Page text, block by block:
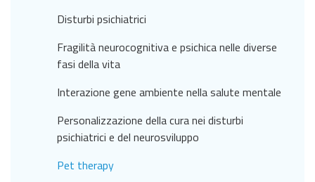
Disturbi psichiatrici
Fragilità neurocognitiva e psichica nelle diverse
fasi della vita
Interazione gene ambiente nella salute mentale
Personalizzazione della cura nei disturbi
psichiatrici e del neurosviluppo
Pet therapy